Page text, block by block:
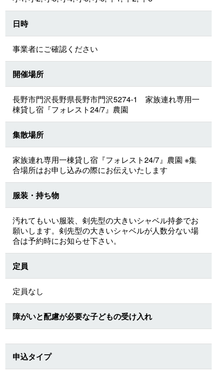
日時
事業者にご確認ください
開催場所
長野市門沢長野県長野市門沢5274-1 家族連れ専用一
棟貸し宿『フォレスト24/7』農園
集散場所
家族連れ専用一棟貸し宿『フォレスト24/7』農園 ※集
合場所はお申し込みの際にお伝えいたします
服装・持ち物
汚れてもいい服装、剣先型の大きいシャベル持参でお
願いします。剣先型の大きいシャベルが人数分ない場
合は予約時にお知らせ下さい。
定員
定員なし
障がいと配慮が必要な子どもの受け入れ
申込タイプ